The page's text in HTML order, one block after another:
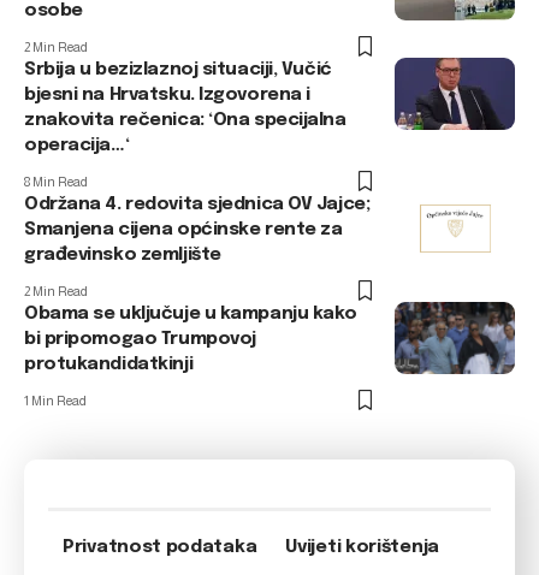
osobe
2 Min Read
Srbija u bezizlaznoj situaciji, Vučić
bjesni na Hrvatsku. Izgovorena i
znakovita rečenica: ‘Ona specijalna
operacija…‘
8 Min Read
Održana 4. redovita sjednica OV Jajce;
Smanjena cijena općinske rente za
građevinsko zemljište
2 Min Read
Obama se uključuje u kampanju kako
bi pripomogao Trumpovoj
protukandidatkinji
1 Min Read
Privatnost podataka Uvijeti korištenja